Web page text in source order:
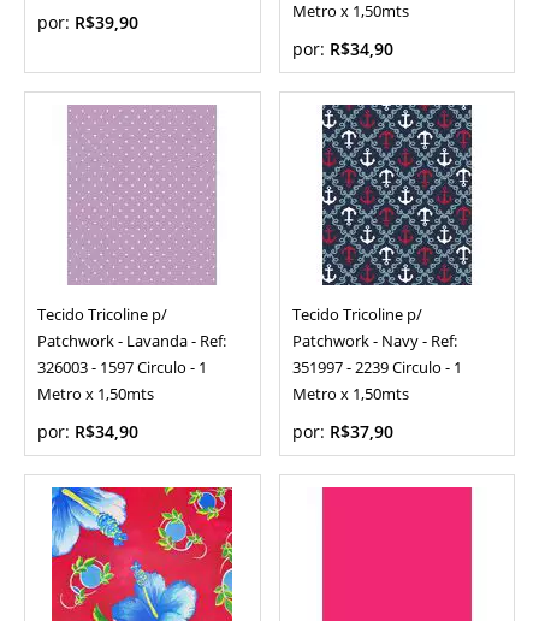
por: R$39,90
Metro x 1,50mts
por: R$34,90
Tecido Tricoline p/
Patchwork - Lavanda - Ref:
326003 - 1597 Circulo - 1
Metro x 1,50mts
por: R$34,90
Tecido Tricoline p/
Patchwork - Navy - Ref:
351997 - 2239 Circulo - 1
Metro x 1,50mts
por: R$37,90